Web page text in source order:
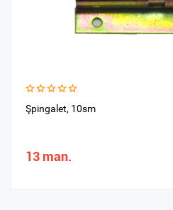
Şpingalet, 10sm
13 man.